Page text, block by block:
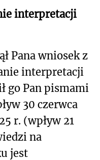
interpretacji
Pana wniosek z
interpretacji
go Pan pismami
30 czerwca
r. (wpływ 21
na
jest